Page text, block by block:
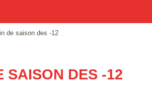
de saison des -12
SAISON DES -12